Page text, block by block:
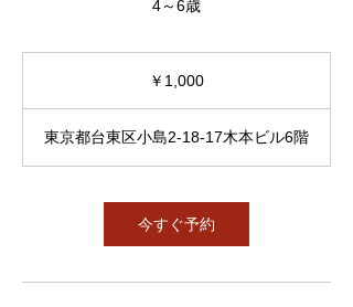
4～6歳
￥1,000
東京都台東区小島2-18-17木本ビル6階
今すぐ予約